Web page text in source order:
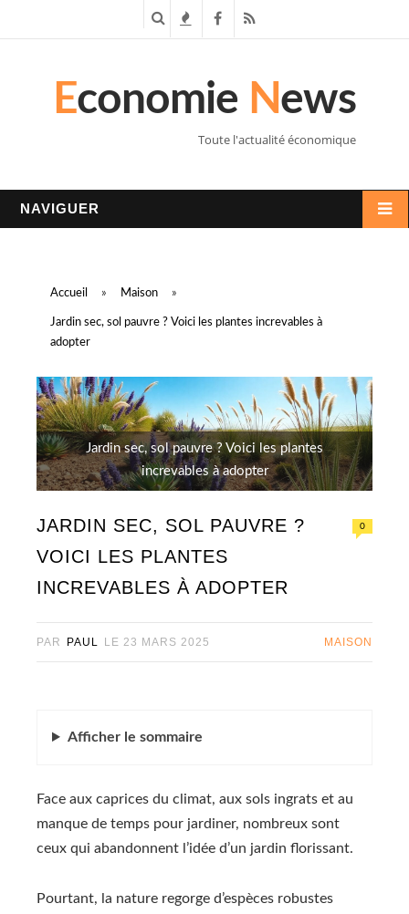
c n
s
F
c
R
S
Economie News
Toute l'actualité économique
NAVIGUER
Accueil » Maison »
Jardin sec, sol pauvre ? Voici les plantes increvables à
adopter
Jardin sec, sol pauvre ? Voici les plantes
increvables à adopter
JARDIN SEC, SOL PAUVRE ?
VOICI LES PLANTES
INCREVABLES À ADOPTER
0
PAR PAUL LE 23 MARS 2025 MAISON
Afficher le sommaire
Face aux caprices du climat, aux sols ingrats et au
manque de temps pour jardiner, nombreux sont
ceux qui abandonnent l’idée d’un jardin florissant.
Pourtant, la nature regorge d’espèces robustes